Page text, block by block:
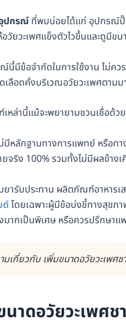
ปกรณ์ ที่พบบ่อยได้แก่ อุปกรณ์ปั๊
อวัยวะเพศแข็งตัวไวขึ้นและดูมีข
มีข้อจำกัดในการใช้งาน ไม่คว
เลือดคั่งบริเวณอวัยวะเพศตามม
หล่านี้แม้จะพยายามชวนเชื่อด้ว
มีหลักฐานทางการแพทย์ หรือท
จริง 100% รวมทั้งไม่มีผลข้าง
ยารับประทาน ผลิตภัณฑ์อาหารเ
ด์โดยเฉพาะผู้มีข้อบ่งชี้ทางสุขภา
งมากเป็นพิเศษ หรือควรปรึกษา
มเกี่ยวกับ เพิ่มขนาดอวัยวะเพศช
าดอวัยวะเพศช